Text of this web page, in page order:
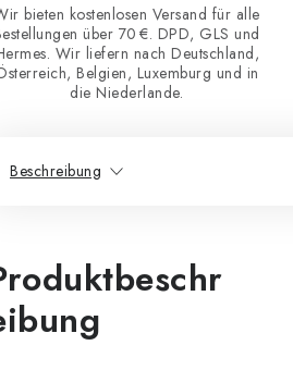
bieten kostenlosen Versand für alle
über 70 €. DPD, GLS und
Wir liefern nach Deutschland,
Belgien, Luxemburg und in
die Niederlande.
Beschreibung